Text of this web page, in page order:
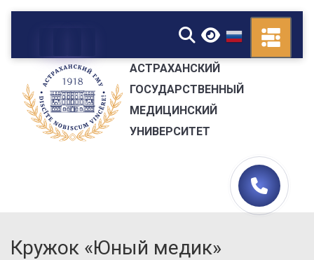
▼
АСТРАХАНСКИЙ
ГОСУДАРСТВЕННЫЙ
МЕДИЦИНСКИЙ
УНИВЕРСИТЕТ
Кружок «Юный медик»